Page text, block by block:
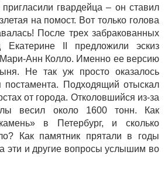
гвардейца – он ставил
на помост. Вот только голова
После трех забракованных
Екатерине II предложили эскиз
Анн Колло. Именно ее версию
Не так уж просто оказалось
постамента. Подходящий отыскал
от города. Отколовшийся из-за
весил около 1600 тонн. Как
в Петербург, и сколько
Как памятник прятали в годы
эти и другие вопросы услышим во